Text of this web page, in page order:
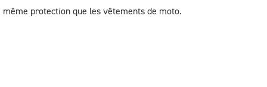
protection que les vêtements de moto.